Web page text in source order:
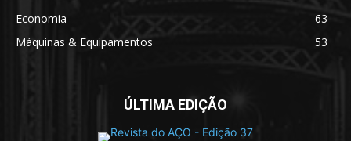
Economia
63
Máquinas & Equipamentos
53
ÚLTIMA EDIÇÃO